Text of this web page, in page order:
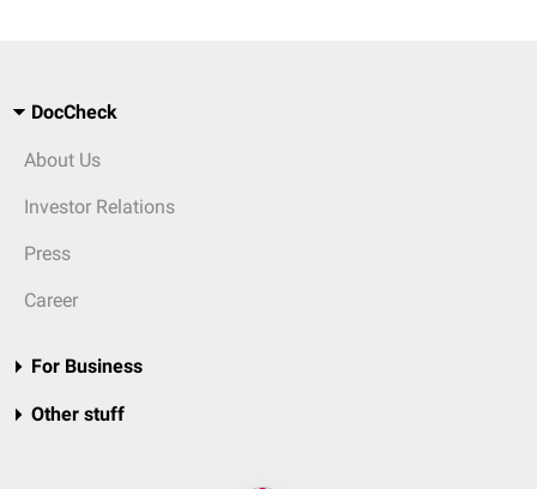
DocCheck
About Us
Investor Relations
Press
Career
For Business
Other stuff